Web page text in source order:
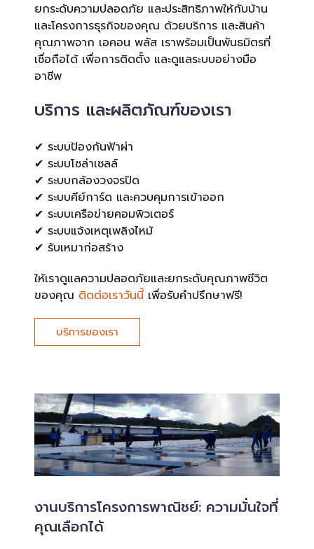
ยกระดับความปลอดภัย และประสิทธิภาพให้กับบ้าน
และโครงการธุรกิจของคุณ ด้วยบริการ และสินค้า
คุณภาพจาก เอคอน พลัส เราพร้อมเป็นพันธมิตรที่
เชื่อถือได้ เพื่อการติดตั้ง และดูแลระบบอย่างมือ
อาชีพ
บริการ และผลิตภัณฑ์ของเรา
✔ ระบบป้องกันฟ้าผ่า
✔ ระบบโซล่าเซลล์
✔ ระบบกล้องวงจรปิด
✔ ระบบคีย์การ์ด และควบคุมการเข้าออก
✔ ระบบเครือข่ายคอมพิวเตอร์
✔ ระบบแจ้งเหตุเพลิงไหม้
✔ รับเหมาก่อสร้าง
ให้เราดูแลความปลอดภัยและยกระดับคุณภาพชีวิต
ของคุณ ติดต่อเราวันนี้ เพื่อรับคำปรึกษาฟรี!
บริการของเรา
งานบริการโครงการพาณิชย์: ความมั่นใจที่
คุณเลือกได้